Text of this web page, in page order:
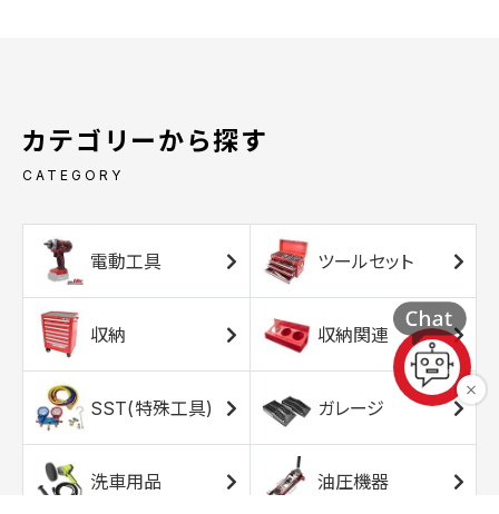
カテゴリーから探す
CATEGORY
電動工具 ツールセット
収納 収納関連
SST(特殊工具) ガレージ
洗車用品 油圧機器